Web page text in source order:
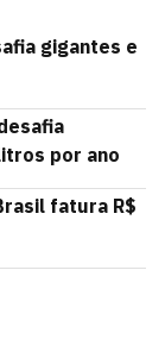
gigantes e
por ano
fatura R$